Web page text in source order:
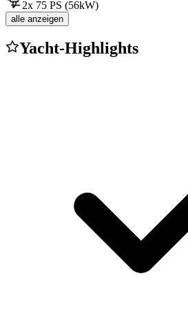
2x 75 PS (56kW)
alle anzeigen
Yacht-Highlights